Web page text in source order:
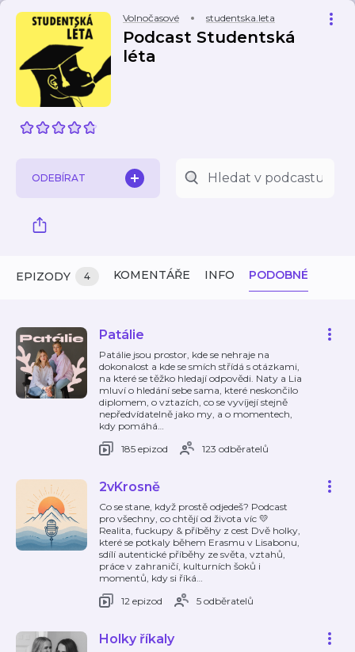
Volnočasové studentska.leta
Podcast Studentská
léta
ODEBÍRAT
EPIZODY 4 KOMENTÁŘE INFO PODOBNÉ
Patálie
Patálie jsou prostor, kde se nehraje na
dokonalost a kde se smích střídá s otázkami,
na které se těžko hledají odpovědi. Naty a Lia
mluví o hledání sebe sama, které neskončilo
diplomem, o vztazích, co se vyvíjejí stejně
nepředvídatelně jako my, a o momentech,
kdy pomáhá…
185 epizod
123 odběratelů
2vKrosně
Co se stane, když prostě odjedeš? Podcast
pro všechny, co chtějí od života víc 💛
Realita, fuckupy & příběhy z cest Dvě holky,
které se potkaly během Erasmu v Lisabonu,
sdílí autentické příběhy ze světa, vztahů,
práce v zahraničí, kulturních šoků i
momentů, kdy si říká…
12 epizod
5 odběratelů
Holky říkaly